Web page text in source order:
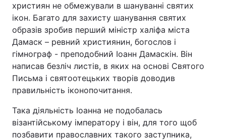
Україна Політика
Економіка Світ
Спорт Наука
Техно і зв'язок Лайт
Здоров'я Туризм
християн не обмежували в шануванні святих
ікон. Багато для захисту шанування святих
образів зробив перший міністр халіфа міста
Дамаск – ревний християнин, богослов і
гімнограф - преподобний Іоанн Дамаскін. Він
написав безліч листів, в яких на основі Святого
Письма і святоотецьких творів доводив
правильність іконопочитання.
Така діяльність Іоанна не подобалась
візантійському імператору і він, для того щоб
позбавити православних такого заступника,